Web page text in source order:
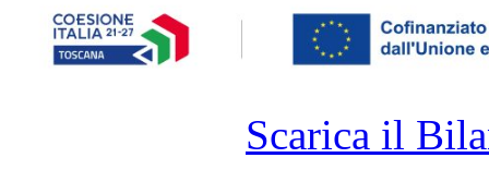
Scarica il